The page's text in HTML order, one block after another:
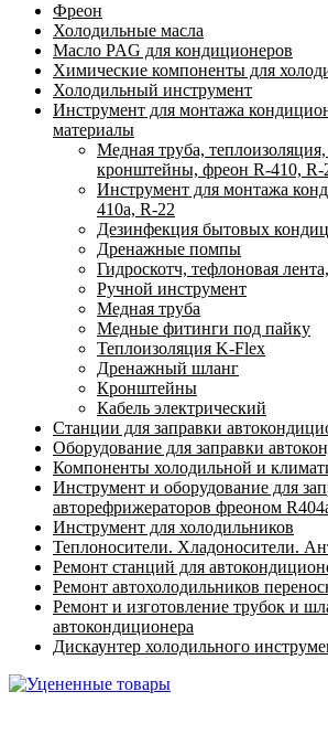
Фреон
Холодильные масла
Масло PAG для кондиционеров
Химические компоненты для
Холодильный инструмент
Инструмент для монтажа
материалы
Медная труба,
кронштейны, фреон R-410, R-
Инструмент для монтажа
410а, R-22
Дезинфекция бытовых
Дренажные помпы
Гидроскотч, тефлоновая
Ручной инструмент
Медная труба
Медные фитинги под пайку
Теплоизоляция K-Flex
Дренажный шланг
Кронштейны
Кабель электрический
Станции для заправки
Оборудование для заправки
Компоненты холодильной и
Инструмент и оборудование для
авторефрижераторов фреоном
Инструмент для холодильников
Теплоносители. Хладоносители.
Ремонт станций для
Ремонт автохолодильников
Ремонт и изготовление трубок и
автокондиционера
Дискаунтер холодильного